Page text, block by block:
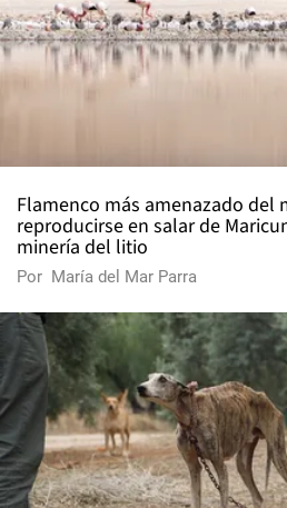
Flamenco más amenazado del
reproducirse en salar de
minería del litio
Por María del Mar Parra